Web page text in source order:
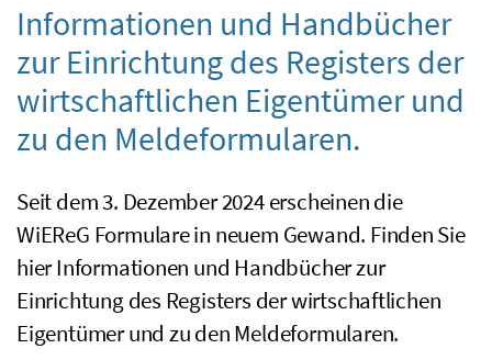
Informationen und Handbücher
zur Einrichtung des Registers der
wirtschaftlichen Eigentümer und
zu den Meldeformularen.
Seit dem 3. Dezember 2024 erscheinen die
WiEReG Formulare in neuem Gewand. Finden Sie
hier Informationen und Handbücher zur
Einrichtung des Registers der wirtschaftlichen
Eigentümer und zu den Meldeformularen.